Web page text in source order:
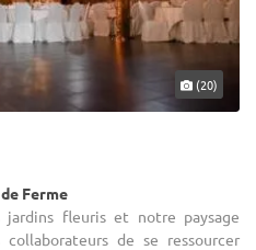
(20)
Ferme
fleuris et notre paysage
de se ressourcer